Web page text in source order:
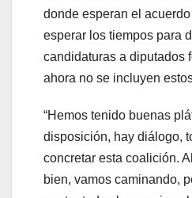
donde esperan el
esperar los tiempos para
candidaturas a diputados
ahora no se incluyen
“Hemos tenido buenas
disposición, hay diálogo,
concretar esta coalición.
bien, vamos caminando,